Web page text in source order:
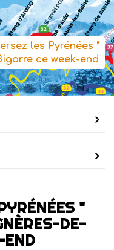
les Pyrénées "
ce week-end
"
DE-
END